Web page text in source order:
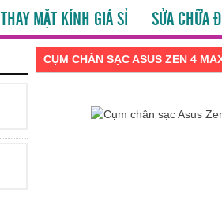
THAY MẶT KÍNH GIÁ SỈ SỬA CHỮA
CỤM CHÂN SẠC ASUS ZEN 4